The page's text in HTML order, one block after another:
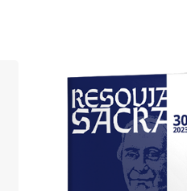
Cover image